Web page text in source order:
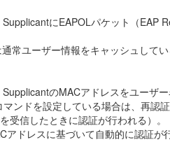
にEAPOLパケット（EAP
常ユーザー情報をキャッシュして
のMACアドレスをユーザ
マンドを設定している場合は、再認
受信したときに認証が行われる）。
アドレスに基づいて自動的に認証